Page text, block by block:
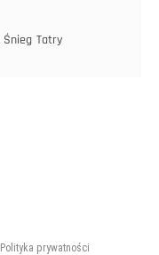
Śnieg Tatry
Polityka prywatności